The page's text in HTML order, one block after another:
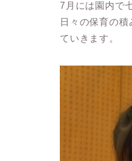
7月には園内で
日々の保育の
ていきます。